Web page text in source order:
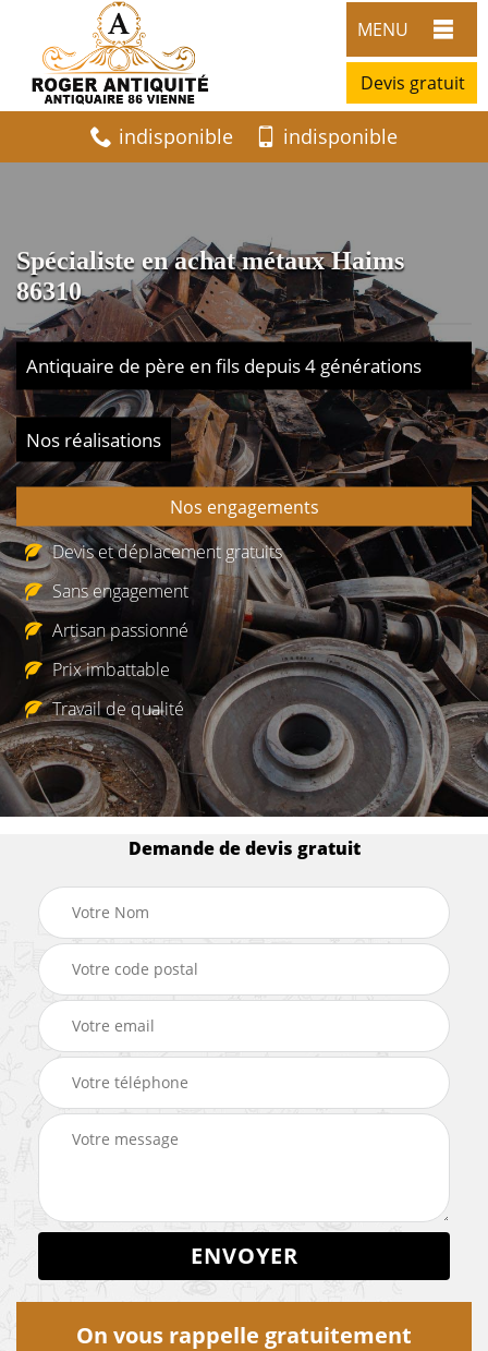
MENU
Devis gratuit
indisponible indisponible
Spécialiste en achat métaux Haims
86310
Antiquaire de père en fils depuis 4 générations
Nos réalisations
Nos engagements
Devis et déplacement gratuits
Sans engagement
Artisan passionné
Prix imbattable
Travail de qualité
Demande de devis gratuit
On vous rappelle gratuitement